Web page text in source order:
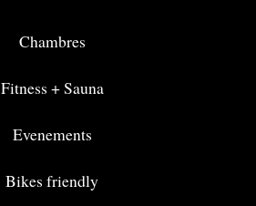
Chambres
Fitness + Sauna
Evenements
Bikes friendly